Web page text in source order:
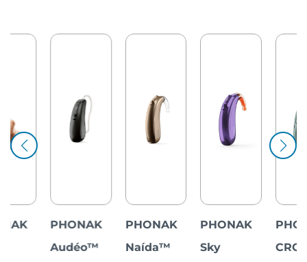
PHONAK
Audéo™
PHONAK
Naída™
PHONAK
Sky
PHONAK